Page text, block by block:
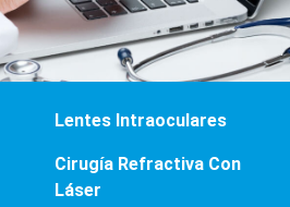
Lentes Intraoculares
Cirugía Refractiva Con
Láser